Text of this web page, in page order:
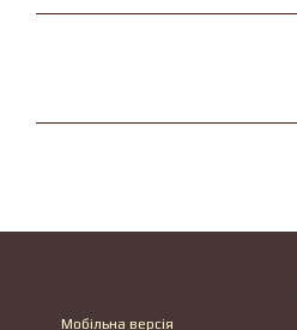
Мобільна версія